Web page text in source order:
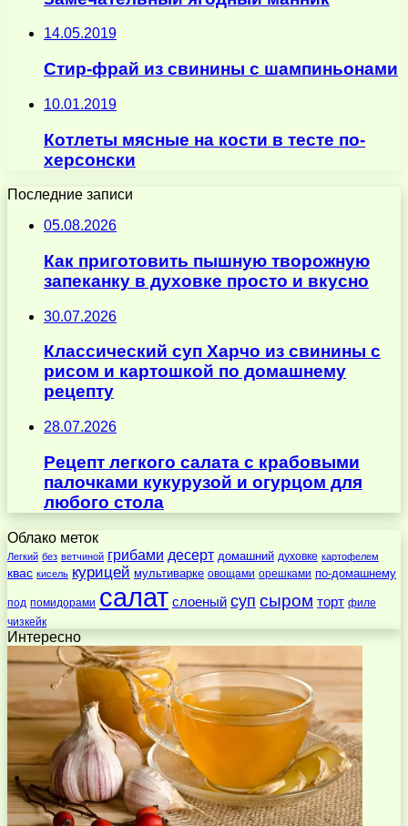
14.05.2019
Стир-фрай из свинины с шампиньонами
10.01.2019
Котлеты мясные на кости в тесте по-
херсонски
Последние записи
05.08.2026
Как приготовить пышную творожную
запеканку в духовке просто и вкусно
30.07.2026
Классический суп Харчо из свинины с
рисом и картошкой по домашнему
рецепту
28.07.2026
Рецепт легкого салата с крабовыми
палочками кукурузой и огурцом для
любого стола
Облако меток
Легкий без ветчиной грибами десерт домашний духовке картофелем
квас кисель курицей мультиварке овощами орешками по-домашнему
под помидорами салат слоеный суп сыром торт филе
чизкейк
Интересно